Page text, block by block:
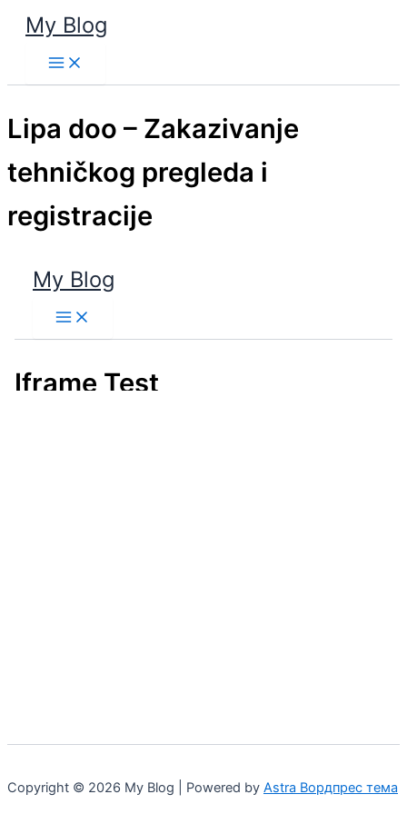
Пређи
садржај
My Blog
Main
Menu
Lipa doo – Zakazivanje
tehničkog pregleda i
registracije
Copyright © 2026 My Blog | Powered by Astra Вордпрес тема